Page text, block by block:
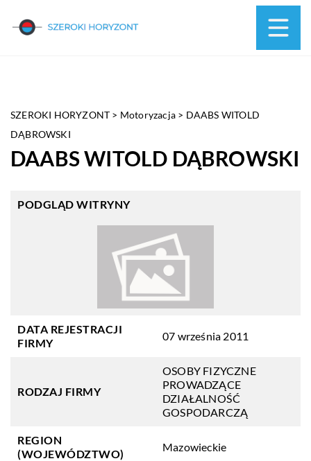
SZEROKI HORYZONT > Motoryzacja > DAABS WITOLD
DĄBROWSKI
DAABS WITOLD DĄBROWSKI
PODGLĄD WITRYNY
DATA REJESTRACJI
FIRMY
07 września 2011
RODZAJ FIRMY
OSOBY FIZYCZNE
PROWADZĄCE
DZIAŁALNOŚĆ
GOSPODARCZĄ
REGION
(WOJEWÓDZTWO)
Mazowieckie